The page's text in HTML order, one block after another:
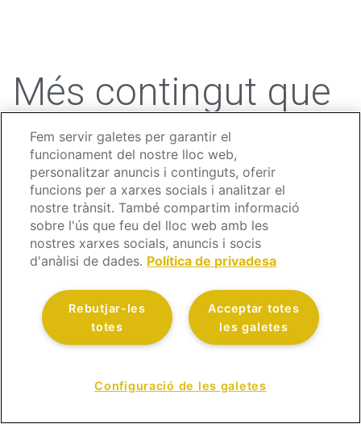
Més contingut que
et pot interessar
Quines són les millors
Fem servir galetes per garantir el
funcionament del nostre lloc web,
personalitzar anuncis i continguts, oferir
funcions per a xarxes socials i analitzar el
nostre trànsit. També compartim informació
sobre l'ús que feu del lloc web amb les
nostres xarxes socials, anuncis i socis
d'anàlisi de dades. Política de privadesa
Acceptar totes
les galetes
Rebutjar-les
totes
Configuració de les galetes